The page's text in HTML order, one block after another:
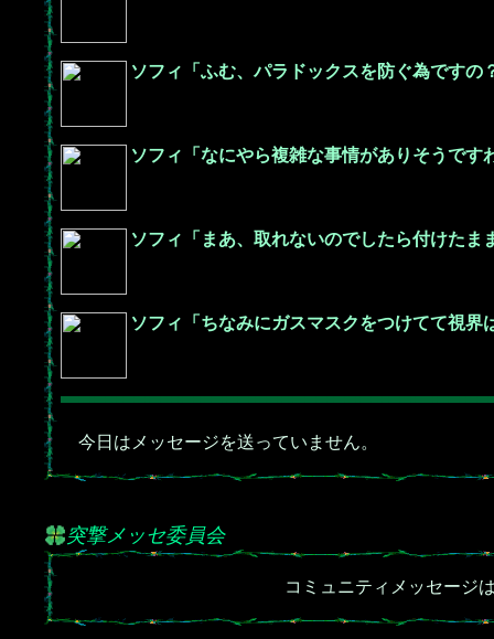
ソフィ「ふむ、パラドックスを防ぐ為ですの
ソフィ「なにやら複雑な事情がありそうです
ソフィ「まあ、取れないのでしたら付けたま
ソフィ「ちなみにガスマスクをつけてて視界
今日はメッセージを送っていません。
突撃メッセ委員会
コミュニティメッセージ